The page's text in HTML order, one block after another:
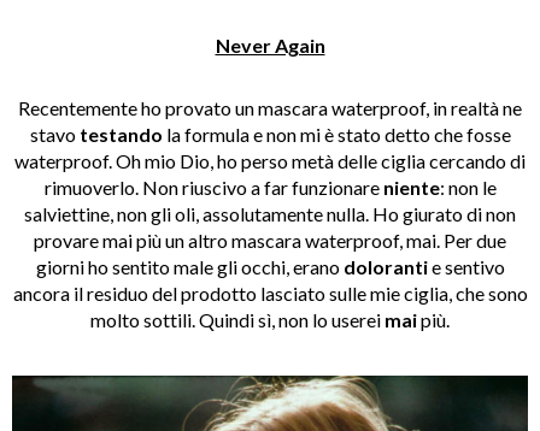
Never Again
Recentemente ho provato un mascara waterproof, in realtà ne
stavo testando la formula e non mi è stato detto che fosse
waterproof. Oh mio Dio, ho perso metà delle ciglia cercando di
rimuoverlo. Non riuscivo a far funzionare niente: non le
salviettine, non gli oli, assolutamente nulla. Ho giurato di non
provare mai più un altro mascara waterproof, mai. Per due
giorni ho sentito male gli occhi, erano dolorantie sentivo
ancora il residuo del prodotto lasciato sulle mie ciglia, che sono
molto sottili. Quindi sì, non lo userei maipiù.